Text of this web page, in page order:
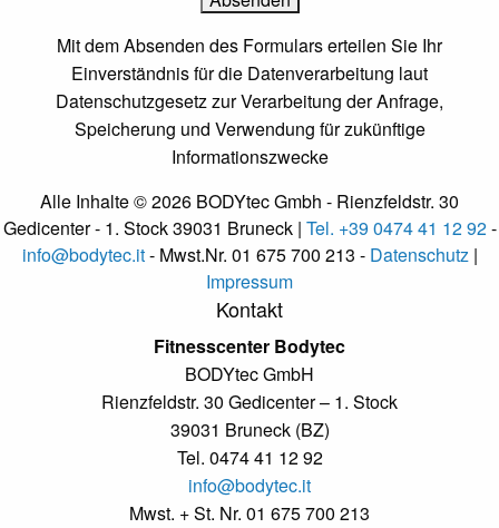
Mit dem Absenden des Formulars erteilen Sie Ihr
Einverständnis für die Datenverarbeitung laut
Datenschutzgesetz zur Verarbeitung der Anfrage,
Speicherung und Verwendung für zukünftige
Informationszwecke
Alle Inhalte © 2026 BODYtec Gmbh - Rienzfeldstr. 30
Gedicenter - 1. Stock 39031 Bruneck | Tel. +39 0474 41 12 92-
info@bodytec.it- Mwst.Nr. 01 675 700 213 - Datenschutz|
Impressum
Kontakt
Fitnesscenter Bodytec
BODYtec GmbH
Rienzfeldstr. 30 Gedicenter – 1. Stock
39031 Bruneck (BZ)
Tel. 0474 41 12 92
info@bodytec.it
Mwst. + St. Nr. 01 675 700 213